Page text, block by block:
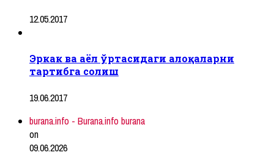
12.05.2017
Эркак ва аёл ўртасидаги алоқаларни
тартибга солиш
19.06.2017
burana.info - Burana.info burana
on
09.06.2026